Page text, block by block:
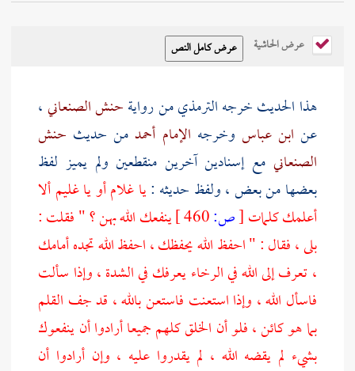
عرض الحاشية
هذا الحديث خرجهالترمذيمن روايةحنش الصنعاني،
عن ابن عباس وخرجه الإمام أحمد من حديث حنش
الصنعاني مع إسنادين آخرين منقطعين ولم يميز لفظ
بعضها من بعض ، ولفظ حديثه :يا غلام أو يا غليم ألا
أعلمك كلمات[ص:
ينفعك الله بهن ؟ " فقلت :
بلى ، فقال : " احفظ الله يحفظك ، احفظ الله تجده أمامك
، تعرف إلى الله في الرخاء يعرفك في الشدة ، وإذا سألت
فاسأل الله ، وإذا استعنت فاستعن بالله ، قد جف القلم
بما هو كائن ، فلو أن الخلق كلهم جميعا أرادوا أن ينفعوك
بشيء لم يقضه الله ، لم يقدروا عليه ، وإن أرادوا أن